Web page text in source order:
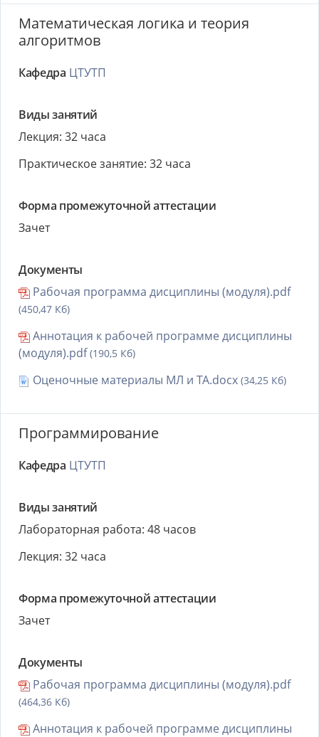
Математическая логика и теория
алгоритмов
Кафедра ЦТУТП
Виды занятий
Лекция: 32 часа
Практическое занятие: 32 часа
Форма промежуточной аттестации
Зачет
Документы
Рабочая программа дисциплины (модуля).pdf
(450,47 Кб)
Аннотация к рабочей программе дисциплины
(модуля).pdf(190,5 Кб)
Оценочные материалы МЛ и ТА.docx (34,25 Кб)
Программирование
Кафедра ЦТУТП
Виды занятий
Лабораторная работа: 48 часов
Лекция: 32 часа
Форма промежуточной аттестации
Зачет
Документы
Рабочая программа дисциплины (модуля).pdf
(464,36 Кб)
Аннотация к рабочей программе дисциплины